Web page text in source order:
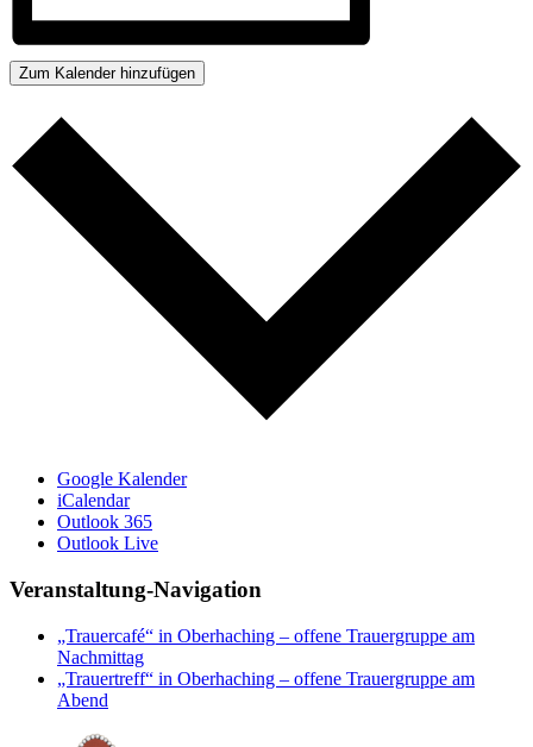
Zum Kalender hinzufügen
Google Kalender
iCalendar
Outlook 365
Outlook Live
Veranstaltung-Navigation
„Trauercafé“ in Oberhaching – offene Trauergruppe am
Nachmittag
„Trauertreff“ in Oberhaching – offene Trauergruppe am
Abend